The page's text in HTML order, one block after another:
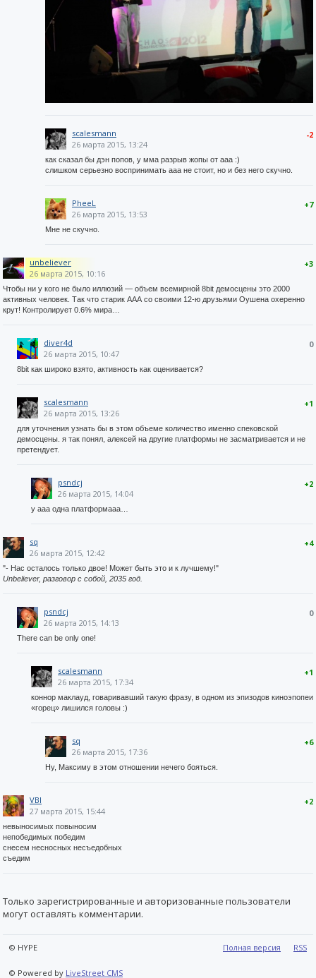
-2
scalesmann
26 марта 2015, 13:24
как сказал бы дэн попов, у мма разрыв жопы от ааа :)
слишком серьезно воспринимать ааа не стоит, но и без него скучно.
+7
PheeL
26 марта 2015, 13:53
Мне не скучно.
+3
unbeliever
26 марта 2015, 10:16
Чтобы ни у кого не было иллюзий — объем всемирной 8bit демосцены это 2000
активных человек. Так что старик ААА со своими 12-ю друзьями Оушена охеренно
крут! Контролирует 0.6% мира…
0
diver4d
26 марта 2015, 10:47
8bit как широко взято, активность как оценивается?
+1
scalesmann
26 марта 2015, 13:26
для уточнения узнать бы в этом объеме количество именно спековской
демосцены. я так понял, алексей на другие платформы не засматривается и не
претендует.
+2
psndcj
26 марта 2015, 14:04
у ааа одна платформааа…
+4
sq
26 марта 2015, 12:42
"- Нас осталось только двое! Может быть это и к лучшему!"
Unbeliever, разговор с собой, 2035 год.
0
psndcj
26 марта 2015, 14:13
There can be only one!
+1
scalesmann
26 марта 2015, 17:34
коннор маклауд, говаривавший такую фразу, в одном из эпизодов киноэпопеи
«горец» лишился головы :)
+6
sq
26 марта 2015, 17:36
Ну, Максиму в этом отношении нечего бояться.
+2
VBI
27 марта 2015, 15:44
невыносимых повыносим
непобедимых победим
снесем несносных несъедобных
съедим
Только зарегистрированные и авторизованные пользователи
могут оставлять комментарии.
Полная версия RSS
© HYPE
© Powered by LiveStreet CMS